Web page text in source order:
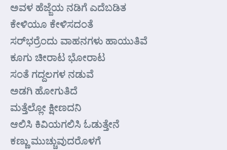
ಅವಳ ಹೆಜ್ಜೆಯ ನಡಿಗೆ ಎದೆಬಡಿತ
ಕೇಳಿಯೂ ಕೇಳಿಸದಂತೆ
ಸರ್‌ಭರ್ರೆಂದು ವಾಹನಗಳು ಹಾಯುತಿವೆ
ಕೂಗು ಚೀರಾಟ ಭೋರಾಟ
ಸಂತೆ ಗದ್ದಲಗಳ ನಡುವೆ
ಅಡಗಿ ಹೋಗುತಿದೆ
ಮತ್ತೆಲ್ಲೋ ಕ್ಷೀಣದನಿ
ಆಲಿಸಿ ಕಿವಿಯಗಲಿಸಿ ಓಡುತ್ತೇನೆ
ಕಣ್ಣು ಮುಚ್ಚುವುದರೊಳಗೆ